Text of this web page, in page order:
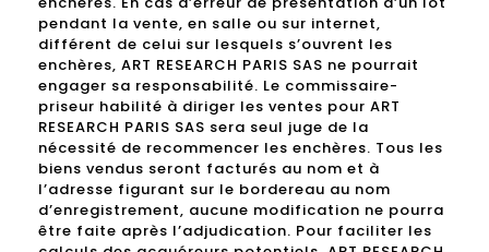
pendant la vente, en salle ou sur internet,
différent de celui sur lesquels s’ouvrent les
enchères, ART RESEARCH PARIS SAS ne pourrait
engager sa responsabilité. Le commissaire-
priseur habilité à diriger les ventes pour ART
RESEARCH PARIS SAS sera seul juge de la
nécessité de recommencer les enchères. Tous les
biens vendus seront facturés au nom et à
l’adresse figurant sur le bordereau au nom
d’enregistrement, aucune modification ne pourra
être faite après l’adjudication. Pour faciliter les